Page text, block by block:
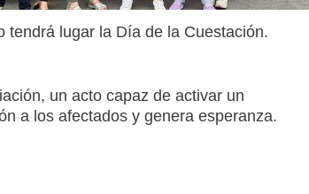
tendrá lugar la Día de la Cuestación.
un acto capaz de activar un
a los afectados y genera esperanza.